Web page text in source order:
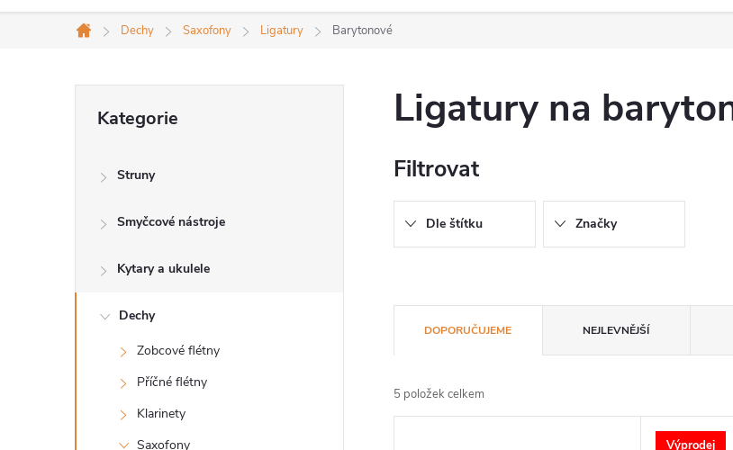
Domů
Dechy Saxofony Ligatury Barytonové
r
kategorie
Kategorie
Struny
Smyčcové nástroje
Kytary a ukulele
Dechy
Zobcové flétny
Příčné flétny
Klarinety
Saxofony
Ligatury na
Filtrovat
Dle štítku Značky
a
z
DOPORUČUJEME NEJLEVNĚJŠÍ
5 položek celkem
Výprodej